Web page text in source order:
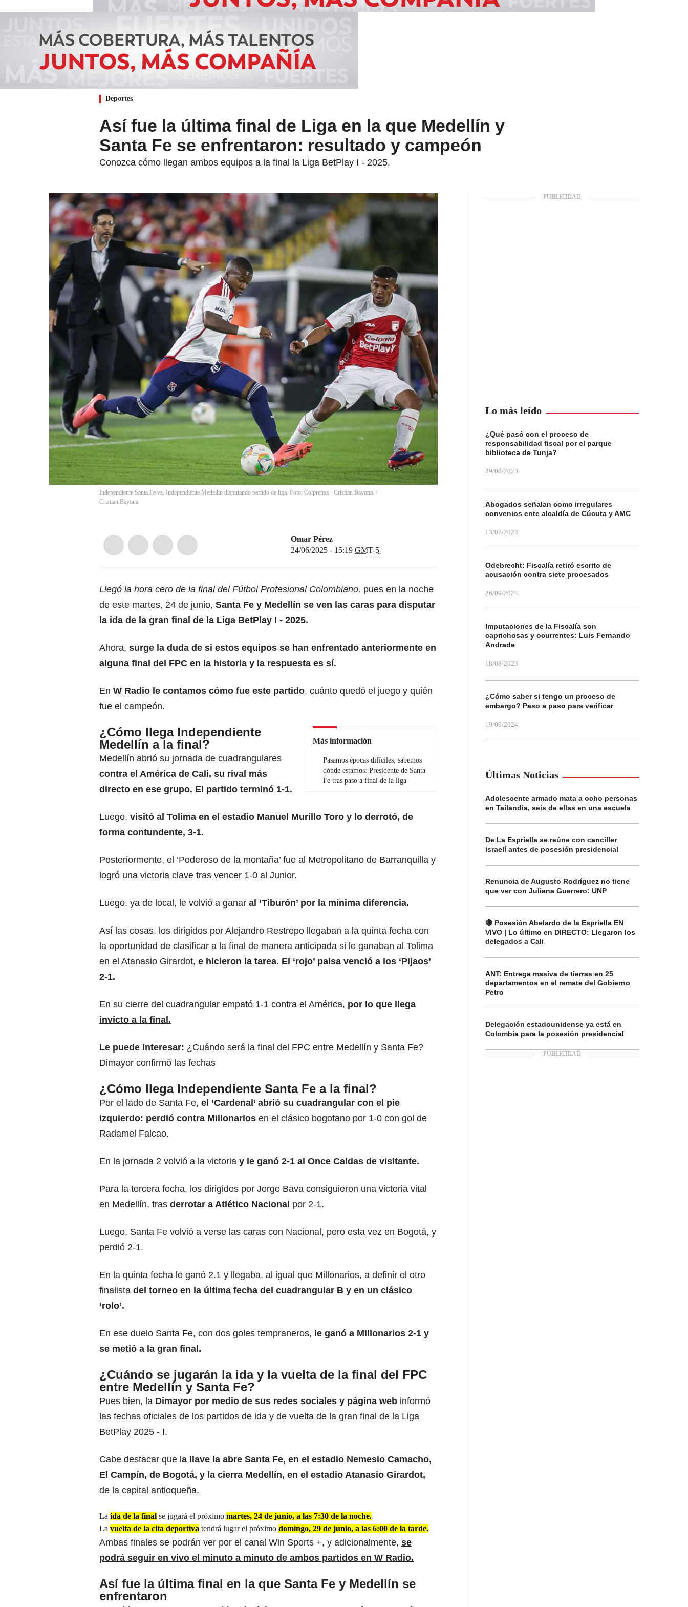
Deportes
Así fue la última final de Liga en la que Medellín y
Santa Fe se enfrentaron: resultado y campeón
Conozca cómo llegan ambos equipos a la final la Liga BetPlay I - 2025.
Independiente Santa Fe vs. Independiente Medellín disputando partido de liga. Foto: Colprensa - Cristian Bayona. /
Cristian Bayona
Omar Pérez
24/06/2025 - 15:19 GMT-5
Llegó la hora cero de la final del Fútbol Profesional Colombiano, pues en la noche
de este martes, 24 de junio, Santa Fe y Medellín se ven las caras para disputar
la ida de la gran final de la Liga BetPlay I - 2025.
Ahora, surge la duda de si estos equipos se han enfrentado anteriormente en
alguna final del FPC en la historia y la respuesta es sí.
En W Radio le contamos cómo fue este partido, cuánto quedó el juego y quién
fue el campeón.
Más información
Pasamos épocas difíciles, sabemos
dónde estamos: Presidente de Santa
Fe tras paso a final de la liga
¿Cómo llega Independiente
Medellín a la final?
Medellín abrió su jornada de cuadrangulares
contra el América de Cali, su rival más
directo en ese grupo. El partido terminó 1-1.
Luego, visitó al Tolima en el estadio Manuel Murillo Toro y lo derrotó, de
forma contundente, 3-1.
Posteriormente, el ‘Poderoso de la montaña’ fue al Metropolitano de Barranquilla y
logró una victoria clave tras vencer 1-0 al Junior.
Luego, ya de local, le volvió a ganar al ‘Tiburón’ por la mínima diferencia.
Así las cosas, los dirigidos por Alejandro Restrepo llegaban a la quinta fecha con
la oportunidad de clasificar a la final de manera anticipada si le ganaban al Tolima
en el Atanasio Girardot, e hicieron la tarea. El ‘rojo’ paisa venció a los ‘Pijaos’
2-1.
En su cierre del cuadrangular empató 1-1 contra el América, por lo que llega
invicto a la final.
Le puede interesar: ¿Cuándo será la final del FPC entre Medellín y Santa Fe?
Dimayor confirmó las fechas
¿Cómo llega Independiente Santa Fe a la final?
Por el lado de Santa Fe, el ‘Cardenal’ abrió su cuadrangular con el pie
izquierdo: perdió contra Millonarios en el clásico bogotano por 1-0 con gol de
Radamel Falcao.
En la jornada 2 volvió a la victoria y le ganó 2-1 al Once Caldas de visitante.
Para la tercera fecha, los dirigidos por Jorge Bava consiguieron una victoria vital
en Medellín, tras derrotar a Atlético Nacional por 2-1.
Luego, Santa Fe volvió a verse las caras con Nacional, pero esta vez en Bogotá, y
perdió 2-1.
En la quinta fecha le ganó 2.1 y llegaba, al igual que Millonarios, a definir el otro
finalista del torneo en la última fecha del cuadrangular B y en un clásico
‘rolo’.
En ese duelo Santa Fe, con dos goles tempraneros, le ganó a Millonarios 2-1 y
se metió a la gran final.
¿Cuándo se jugarán la ida y la vuelta de la final del FPC
entre Medellín y Santa Fe?
Pues bien, la Dimayor por medio de sus redes sociales y página web informó
las fechas oficiales de los partidos de ida y de vuelta de la gran final de la Liga
BetPlay 2025 - I.
Cabe destacar que l a llave la abre Santa Fe, en el estadio Nemesio Camacho,
El Campín, de Bogotá, y la cierra Medellín, en el estadio Atanasio Girardot,
de la capital antioqueña.
La ida de la final se jugará el próximo martes, 24 de junio, a las 7:30 de la noche.
La vuelta de la cita deportiva tendrá lugar el próximo domingo, 29 de junio, a las 6:00 de la tarde.
Ambas finales se podrán ver por el canal Win Sports +, y adicionalmente, se
podrá seguir en vivo el minuto a minuto de ambos partidos en W Radio.
Así fue la última final en la que Santa Fe y Medellín se
enfrentaron
Lo más leído
¿Qué pasó con el proceso de
responsabilidad fiscal por el parque
biblioteca de Tunja?
29/08/2023
Abogados señalan como irregulares
convenios ente alcaldía de Cúcuta y AMC
13/07/2023
Odebrecht: Fiscalía retiró escrito de
acusación contra siete procesados
26/09/2024
Imputaciones de la Fiscalía son
caprichosas y ocurrentes: Luis Fernando
Andrade
18/08/2023
¿Cómo saber si tengo un proceso de
embargo? Paso a paso para verificar
19/09/2024
Últimas Noticias
Adolescente armado mata a ocho personas
en Tailandia, seis de ellas en una escuela
De La Espriella se reúne con canciller
israelí antes de posesión presidencial
Renuncia de Augusto Rodríguez no tiene
que ver con Juliana Guerrero: UNP
🔴 Posesión Abelardo de la Espriella EN
VIVO | Lo último en DIRECTO: Llegaron los
delegados a Cali
ANT: Entrega masiva de tierras en 25
departamentos en el remate del Gobierno
Petro
Delegación estadounidense ya está en
Colombia para la posesión presidencial